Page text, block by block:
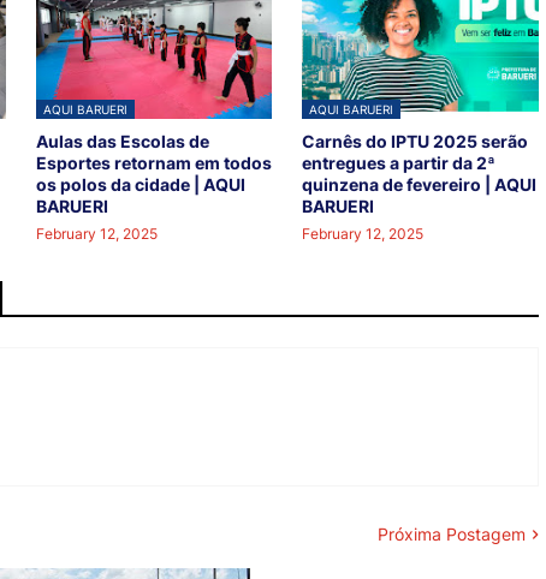
AQUI BARUERI
Aulas das Escolas de
Esportes retornam em todos
os polos da cidade | AQUI
BARUERI
February 12, 2025
AQUI BARUERI
Carnês do IPTU 2025 serão
entregues a partir da 2ª
quinzena de fevereiro | AQUI
BARUERI
February 12, 2025
Próxima Postagem